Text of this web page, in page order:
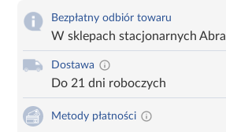
Bezpłatny odbiór towaru
W sklepach stacjonarnych Abra
Dostawa
Do 21 dni roboczych
Metody płatności